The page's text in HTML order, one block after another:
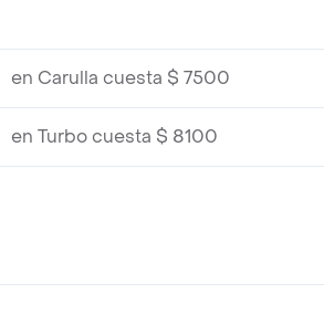
en Carulla cuesta $ 7500
en Turbo cuesta $ 8100